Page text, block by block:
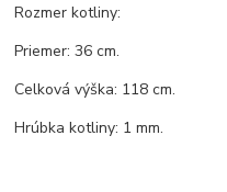
Rozmer kotliny:
Priemer: 36 cm.
Celková výška: 118 cm.
Hrúbka kotliny: 1 mm.